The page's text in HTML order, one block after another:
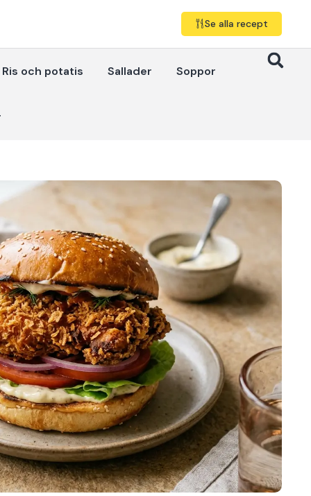
Se alla recept
Ris och potatis Sallader Soppor